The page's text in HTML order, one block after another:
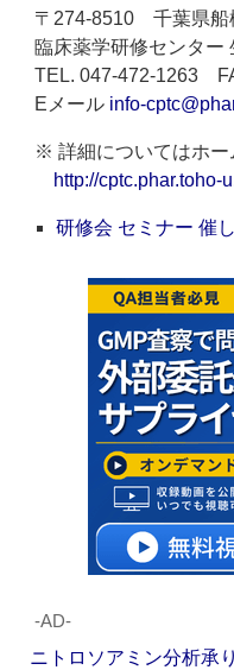
〒274-8510 千葉県船
臨床薬学研修センター
TEL. 047-472-1263
Eメール info-
※ 詳細についてはホー
http://cptc.phar.toho-
研修会 セミナー 催
‐AD‐
ニトロソアミン分析承